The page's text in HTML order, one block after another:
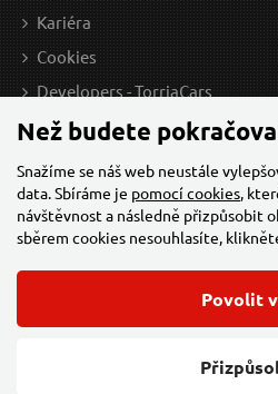
Kariéra
Cookies
Developers - TorriaCars
Změnit
Než budete
Snažíme se náš web neustále
data. Sbíráme je pomocí cookies,
návštěvnost a následně přizpůsobit
sběrem cookies nesouhlasíte,
Povolit